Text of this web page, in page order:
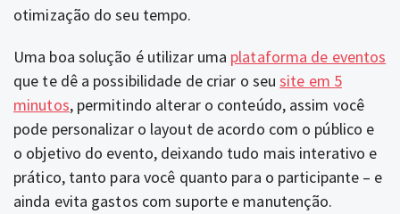
otimização do seu tempo.
Uma boa solução é utilizar uma plataforma de eventos
que te dê a possibilidade de criar o seusite em 5
minutos, permitindo alterar o conteúdo, assim você
pode personalizar o layout de acordo com o público e
o objetivo do evento, deixando tudo mais interativo e
prático, tanto para você quanto para o participante – e
ainda evita gastos com suporte e manutenção.